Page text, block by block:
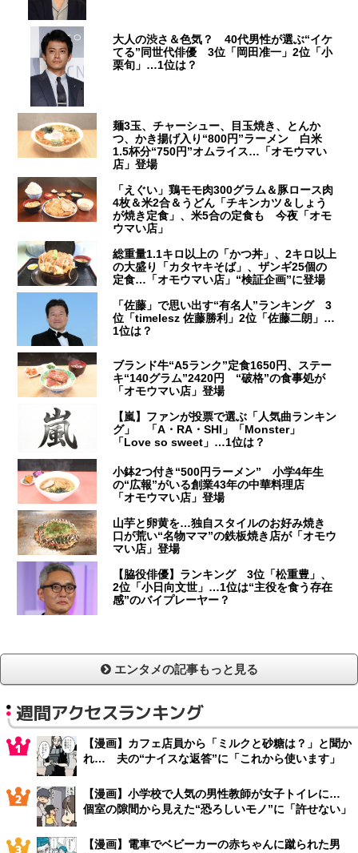
大人の渋さ＆色気？ 40代男性が選ぶ“イケ
てる”同世代俳優 3位「岡田准一」2位「小
栗旬」…1位は？
麺3玉、チャーシュー、目玉焼き、とんか
つ、かき揚げ入り“800円”ラーメン 白米
1.5杯分“750円”オムライス…「オモウマい
店」登場
「えぐい」鶏モモ肉300グラム＆豚ロース肉
4枚＆米2合＆うどん「チキンカツ＆しょう
が焼き定食」、米5合の定食も 今夜「オモ
ウマい店」
総重量1.1キロ以上の「かつ丼」、2キロ以上
の大盛り「カタヤキそば」、ザンギ25個の
定食…「オモウマい店」“検証企画”に登場
「佐藤」で思い出す“有名人”ランキング 3
位「timelesz 佐藤勝利」2位「佐藤二朗」…
1位は？
ブランド牛“A5ランク”定食1650円、ステー
キ“140グラム”2420円 “破格”の食事処が
「オモウマい店」登場
【嵐】ファンが投票で選ぶ「人気曲ランキン
グ」 「A・RA・SHI」「Monster」
「Love so sweet」…1位は？
小鉢2つ付き“500円ラーメン” 小学4年生
の“広報”がいる創業43年の中華料理店
「オモウマい店」登場
山芋と卵黄を…独自スタイルのお好み焼き
口が荒い“名物ママ”の鉄板焼き店が「オモウ
マい店」登場
【脇役俳優】ランキング 3位「松重豊」、
2位「小日向文世」…1位は“主役を食う存在
感”のバイプレーヤー？
エンタメの記事もっと見る
週間アクセスランキング
【漫画】カフェ店員から「ミルクと砂糖は？」と聞か
れ… 夫の“ナイスな返答”に「これから使います」
【漫画】小学校で人気の男性教師が女子トイレに…
個室の隙間から見えた“恐ろしいモノ”に「許せない」
【漫画】電車でベビーカーの赤ちゃんに蹴られた男